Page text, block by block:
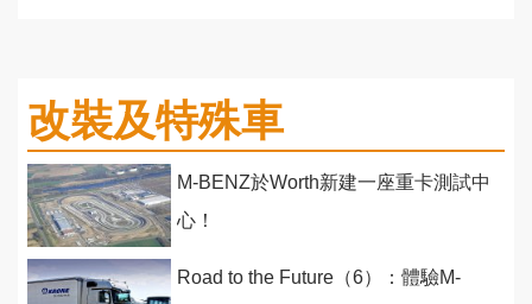
改裝及特殊車
M-BENZ於Worth新建一座重卡測試中
心！
Road to the Future（6）：體驗M-